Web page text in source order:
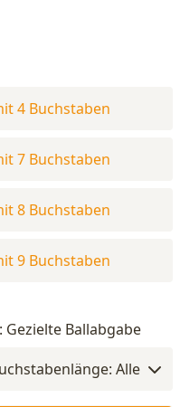
4 Buchstaben
7 Buchstaben
8 Buchstaben
9 Buchstaben
Ballabgabe
Alle